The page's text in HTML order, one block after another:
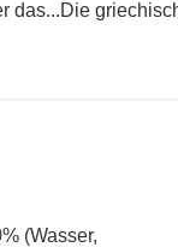
das...Die
(Wasser,